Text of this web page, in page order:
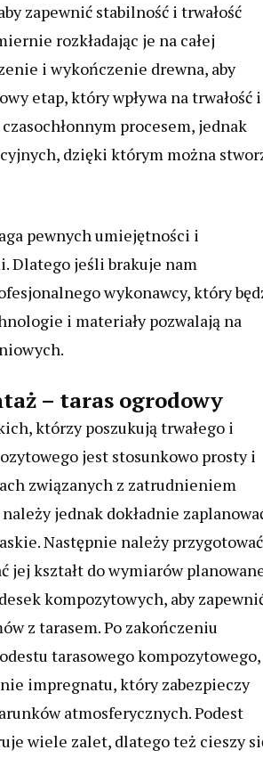
zapewnić stabilność i trwałość
rozkładając je na całej
i wykończenie drewna, aby
etap, który wpływa na trwałość i
procesem, jednak
dzięki którym można
pewnych umiejętności i
Dlatego jeśli brakuje nam
wykonawcy, który
i materiały pozwalają na
– taras ogrodowy
którzy poszukują trwałego i
jest stosunkowo prosty i
związanych z zatrudnieniem
jednak dokładnie
Następnie należy przygotować
jej kształt do wymiarów
kompozytowych, aby
z tarasem. Po zakończeniu
tarasowego
impregnatu, który zabezpieczy
atmosferycznych. Podest
wiele zalet, dlatego też cieszy